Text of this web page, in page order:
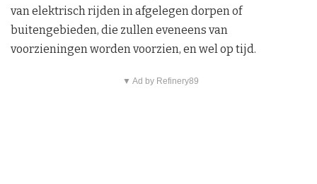
van elektrisch rijden in afgelegen dorpen of
buitengebieden, die zullen eveneens van
voorzieningen worden voorzien, en wel op tijd.
▼ Ad by Refinery89